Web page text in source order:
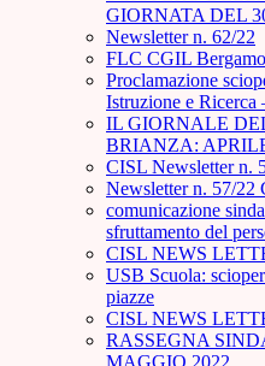
GIORNATA DEL
Newsletter n. 62/22
FLC CGIL
Proclamazione
Istruzione e Ricerca
IL GIORNALE
BRIANZA:
CISL Newsletter n.
Newsletter n. 57/22
comunicazione
sfruttamento del
CISL NEWS
USB Scuola:
piazze
CISL NEWS
RASSEGNA